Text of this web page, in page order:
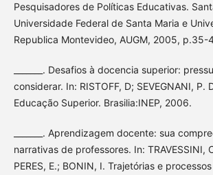
Pesquisadores de Políticas Educativas.
Universidade Federal de Santa Maria e
Republica Montevideo, AUGM, 2005, p.35-
_______. Desafios à docencia superior:
considerar. In: RISTOFF, D; SEVEGNANI, P.
Educação Superior. Brasilia:INEP, 2006.
_______. Aprendizagem docente: sua
narrativas de professores. In: TRAVESSINI,
PERES, E.; BONIN, I. Trajetórias e